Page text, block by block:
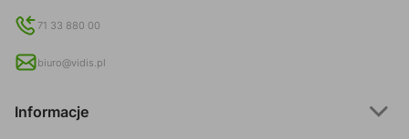
71 33 880 00
biuro@vidis.pl
Informacje